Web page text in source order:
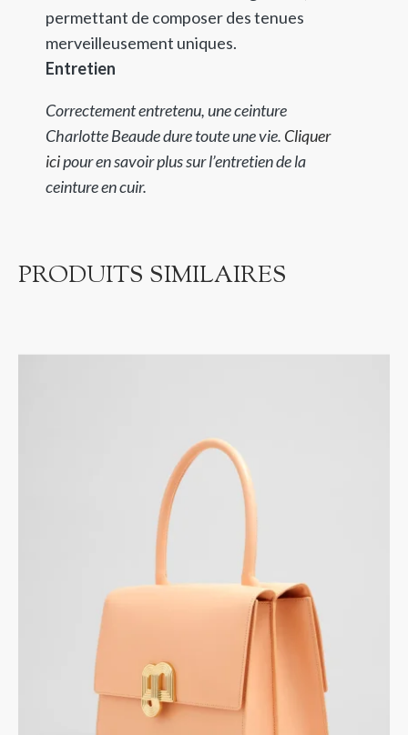
permettant de composer des tenues
merveilleusement uniques.
Entretien
Correctement entretenu, une ceinture
Charlotte Beaude dure toute une vie. Cliquer
icipour en savoir plus sur l’entretien de la
ceinture en cuir.
PRODUITS SIMILAIRES